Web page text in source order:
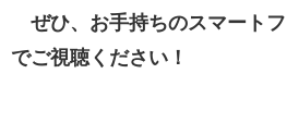
ぜひ、お手持ちのスマート
でご視聴ください！